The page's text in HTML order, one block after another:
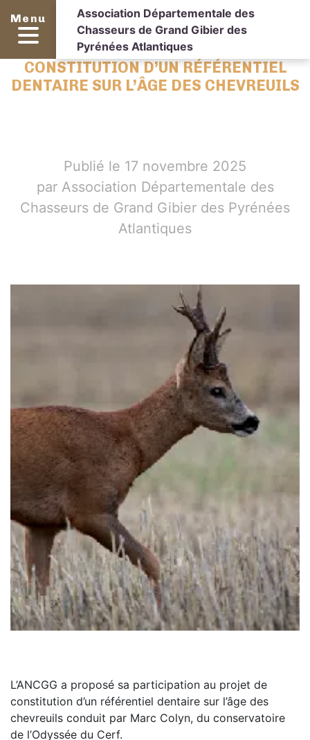
Menu
Association Départementale des
Chasseurs de Grand Gibier des
Pyrénées Atlantiques
CONSTITUTION D’UN RÉFÉRENTIEL
DENTAIRE SUR L’ÂGE DES CHEVREUILS
Publié le 17 novembre 2025
par Association Départementale des
Chasseurs de Grand Gibier des Pyrénées
Atlantiques
L’ANCGG a proposé sa participation au projet de
constitution d’un référentiel dentaire sur l’âge des
chevreuils conduit par Marc Colyn, du conservatoire
de l’Odyssée du Cerf.